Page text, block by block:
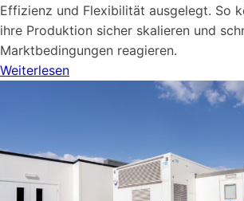
Effizienz und Flexibilität ausgelegt. So
ihre Produktion sicher skalieren und
Marktbedingungen reagieren.
Weiterlesen